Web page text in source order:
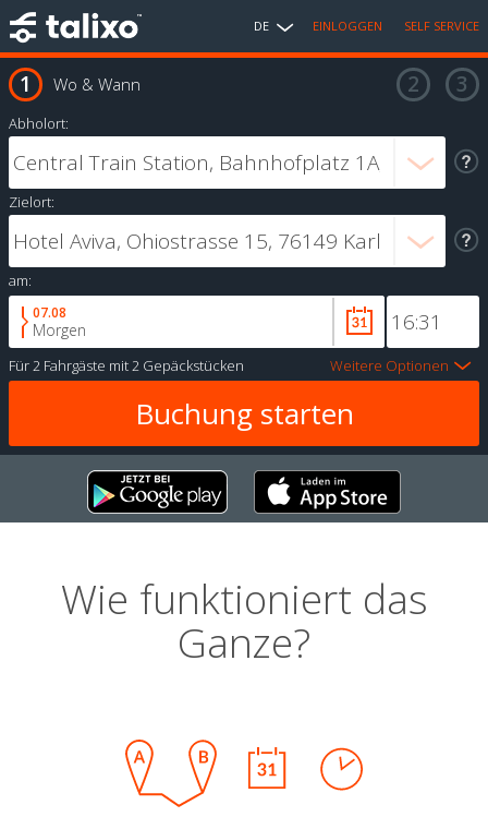
DE EINLOGGEN SELF SERVICE
Wo & Wann
Abholort:
Zielort:
am:
07.08
Morgen
Für2 Fahrgäste mit2 Gepäckstücken Weitere Optionen
Wie funktioniert das
Ganze?